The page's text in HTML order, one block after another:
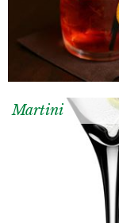
Martini